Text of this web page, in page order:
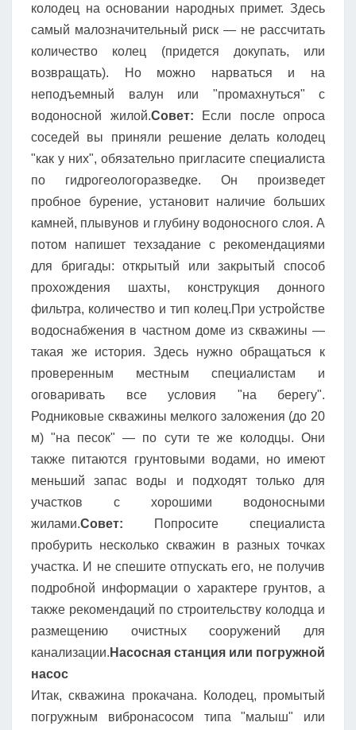
колодец на основании народных примет. Здесь
самый малозначительный риск — не рассчитать
количество колец (придется докупать, или
возвращать). Но можно нарваться и на
неподъемный валун или "промахнуться" с
водоносной жилой.Совет: Если после опроса
соседей вы приняли решение делать колодец
"как у них", обязательно пригласите специалиста
по гидрогеологоразведке. Он произведет
пробное бурение, установит наличие больших
камней, плывунов и глубину водоносного слоя. А
потом напишет техзадание с рекомендациями
для бригады: открытый или закрытый способ
прохождения шахты, конструкция донного
фильтра, количество и тип колец.При устройстве
водоснабжения в частном доме из скважины —
такая же история. Здесь нужно обращаться к
проверенным местным специалистам и
оговаривать все условия "на берегу".
Родниковые скважины мелкого заложения (до 20
м) "на песок" — по сути те же колодцы. Они
также питаются грунтовыми водами, но имеют
меньший запас воды и подходят только для
участков с хорошими водоносными
жилами.Совет: Попросите специалиста
пробурить несколько скважин в разных точках
участка. И не спешите отпускать его, не получив
подробной информации о характере грунтов, а
также рекомендаций по строительству колодца и
размещению очистных сооружений для
канализации. Насосная станция или погружной
насос
Итак, скважина прокачана. Колодец, промытый
погружным вибронасосом типа "малыш" или